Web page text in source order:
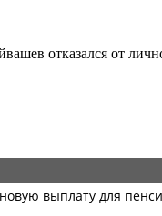
отказался от